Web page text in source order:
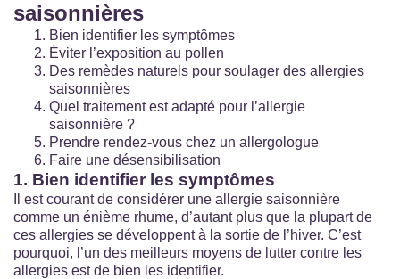
saisonnières
Bien identifier les symptômes
Éviter l’exposition au pollen
Des remèdes naturels pour soulager des allergies
saisonnières
Quel traitement est adapté pour l’allergie
saisonnière ?
Prendre rendez-vous chez un allergologue
Faire une désensibilisation
1. Bien identifier les symptômes
Il est courant de considérer une allergie saisonnière
comme un énième rhume, d’autant plus que la plupart de
ces allergies se développent à la sortie de l’hiver. C’est
pourquoi, l’un des meilleurs moyens de lutter contre les
allergies est de bien les identifier.